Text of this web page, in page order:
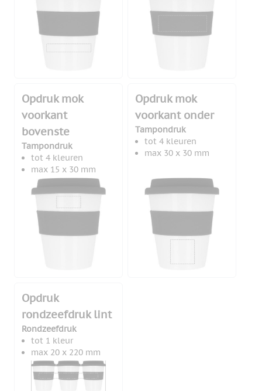
Opdruk mok
voorkant
bovenste
Tampondruk
tot 4 kleuren
max 15 x 30 mm
Opdruk mok
voorkant onder
Tampondruk
tot 4 kleuren
max 30 x 30 mm
Opdruk
rondzeefdruk lint
Rondzeefdruk
tot 1 kleur
max 20 x 220 mm